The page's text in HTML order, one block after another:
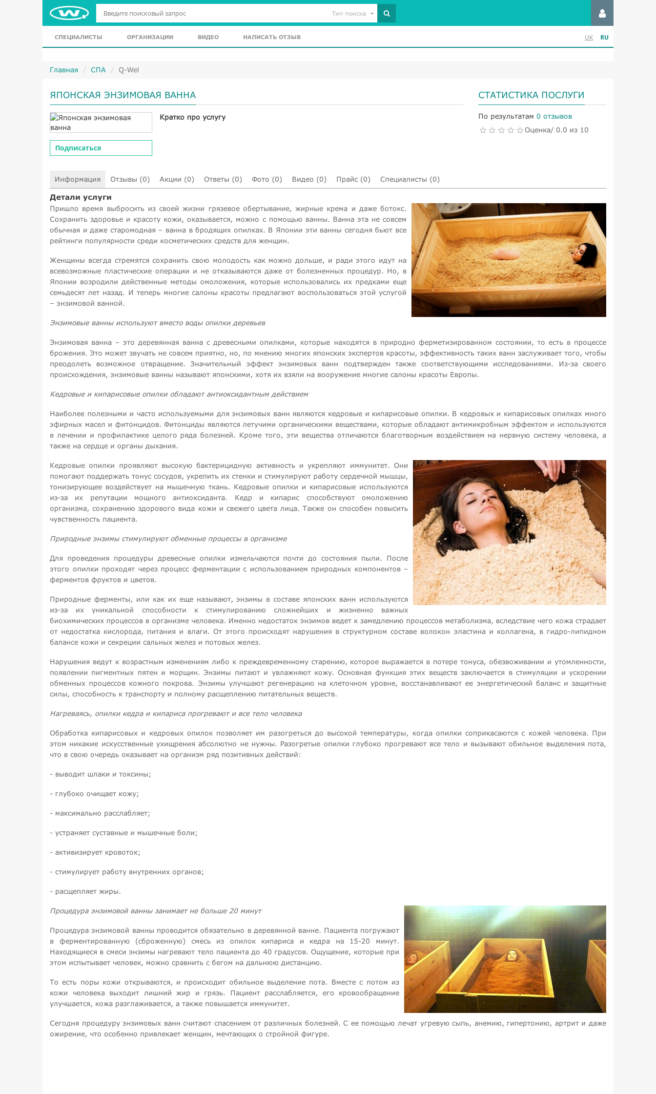
Тип поиска
СПЕЦИАЛИСТЫ ОРГАНИЗАЦИИ ВИДЕО НАПИСАТЬ ОТЗЫВ UK RU
Главная СПА Q-Wel
ЯПОНСКАЯ ЭНЗИМОВАЯ ВАННА
Подписаться
Кратко про услугу
СТАТИСТИКА ПОСЛУГИ
По результатам 0 отзывов
Оценка/ 0.0 из 10
Информация Отзывы (0) Акции (0) Ответы (0) Фото (0) Видео (0) Прайс (0) Специалисты (0)
Детали услуги
Пришло время выбросить из своей жизни грязевое обертывание, жирные крема и даже ботокс.
Сохранить здоровье и красоту кожи, оказывается, можно с помощью ванны. Ванна эта не совсем
обычная и даже старомодная – ванна в бродящих опилках. В Японии эти ванны сегодня бьют все
рейтинги популярности среди косметических средств для женщин.
Женщины всегда стремятся сохранить свою молодость как можно дольше, и ради этого идут на
всевозможные пластические операции и не отказываются даже от болезненных процедур. Но, в
Японии возродили действенные методы омоложения, которые использовались их предками еще
семьдесят лет назад. И теперь многие салоны красоты предлагают воспользоваться этой услугой
– энзимовой ванной.
Энзимовые ванны используют вместо воды опилки деревьев
Энзимовая ванна – это деревянная ванна с древесными опилками, которые находятся в природно ферметизированном состоянии, то есть в процессе
брожения. Это может звучать не совсем приятно, но, по мнению многих японских экспертов красоты, эффективность таких ванн заслуживает того, чтобы
преодолеть возможное отвращение. Значительный эффект энзимовых ванн подтвержден также соответствующими исследованиями. Из-за своего
происхождения, энзимовые ванны называют японскими, хотя их взяли на вооружение многие салоны красоты Европы.
Кедровые и кипарисовые опилки обладают антиоксидантным действием
Наиболее полезными и часто используемыми для энзимовых ванн являются кедровые и кипарисовые опилки. В кедровых и кипарисовых опилках много
эфирных масел и фитонцидов. Фитонциды являются летучими органическими веществами, которые обладают антимикробным эффектом и используются
в лечении и профилактике целого ряда болезней. Кроме того, эти вещества отличаются благотворным воздействием на нервную систему человека, а
также на сердце и органы дыхания.
Кедровые опилки проявляют высокую бактерицидную активность и укрепляют иммунитет. Они
помогают поддержать тонус сосудов, укрепить их стенки и стимулируют работу сердечной мышцы,
тонизирующее воздействует на мышечную ткань. Кедровые опилки и кипарисовые используются
из-за их репутации мощного антиоксиданта. Кедр и кипарис способствуют омоложению
организма, сохранению здорового вида кожи и свежего цвета лица. Также он способен повысить
чувственность пациента.
Природные энзимы стимулируют обменные процессы в организме
Для проведения процедуры древесные опилки измельчаются почти до состояния пыли. После
этого опилки проходят через процесс ферментации с использованием природных компонентов –
ферментов фруктов и цветов.
Природные ферменты, или как их еще называют, энзимы в составе японских ванн используются
из-за их уникальной способности к стимулированию сложнейших и жизненно важных
биохимических процессов в организме человека. Именно недостаток энзимов ведет к замедлению процессов метаболизма, вследствие чего кожа страдает
от недостатка кислорода, питания и влаги. От этого происходят нарушения в структурном составе волокон эластина и коллагена, в гидро-липидном
балансе кожи и секреции сальных желез и потовых желез.
Нарушения ведут к возрастным изменениям либо к преждевременному старению, которое выражается в потере тонуса, обезвоживании и утомленности,
появлении пигментных пятен и морщин. Энзимы питают и увлажняют кожу. Основная функция этих веществ заключается в стимуляции и ускорении
обменных процессов кожного покрова. Энзимы улучшают регенерацию на клеточном уровне, восстанавливают ее энергетический баланс и защитные
силы, способность к транспорту и полному расщеплению питательных веществ.
Нагреваясь, опилки кедра и кипариса прогревают и все тело человека
Обработка кипарисовых и кедровых опилок позволяет им разогреться до высокой температуры, когда опилки соприкасаются с кожей человека. При
этом никакие искусственные ухищрения абсолютно не нужны. Разогретые опилки глубоко прогревают все тело и вызывают обильное выделения пота,
что в свою очередь оказывает на организм ряд позитивных действий:
- выводит шлаки и токсины;
- глубоко очищает кожу;
- максимально расслабляет;
- устраняет суставные и мышечные боли;
- активизирует кровоток;
- стимулирует работу внутренних органов;
- расщепляет жиры.
Процедура энзимовой ванны занимает не больше 20 минут
Процедура энзимовой ванны проводится обязательно в деревянной ванне. Пациента погружают
в ферментированную (сброженную) смесь из опилок кипариса и кедра на 15-20 минут.
Находящиеся в смеси энзимы нагревают тело пациента до 40 градусов. Ощущение, которые при
этом испытывает человек, можно сравнить с бегом на дальнюю дистанцию.
То есть поры кожи открываются, и происходит обильное выделение пота. Вместе с потом из
кожи человека выходит лишний жир и грязь. Пациент расслабляется, его кровообращение
улучшается, кожа разглаживается, а также повышается иммунитет.
Сегодня процедуру энзимовых ванн считают спасением от различных болезней. С ее помощью лечат угревую сыпь, анемию, гипертонию, артрит и даже
ожирение, что особенно привлекает женщин, мечтающих о стройной фигуре.